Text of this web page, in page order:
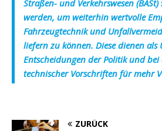
Straßen- und Verkehrswesen
werden, um weiterhin wertvolle
Fahrzeugtechnik und
liefern zu können. Diese dienen
Entscheidungen der Politik und
technischer Vorschriften für mehr
ZURÜCK